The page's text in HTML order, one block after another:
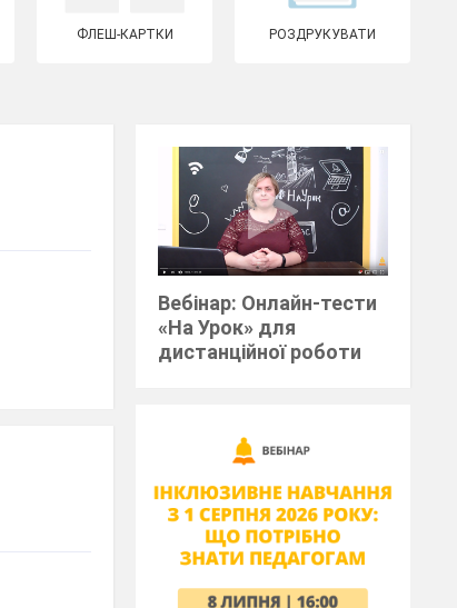
ФЛЕШ-КАРТКИ РОЗДРУКУВАТИ
Вебінар: Онлайн-тести
«На Урок» для
дистанційної роботи